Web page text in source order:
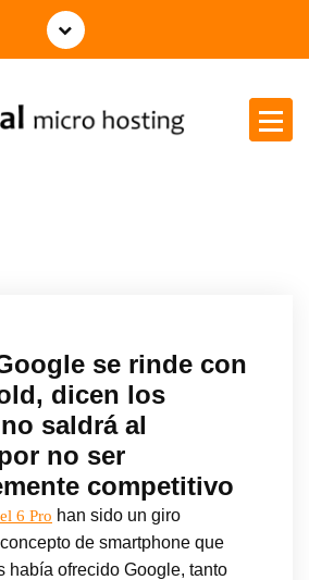
se rinde con
dicen los
saldrá al
no ser
competitivo
6 Pro han sido un giro
de smartphone que
había ofrecido Google, tanto